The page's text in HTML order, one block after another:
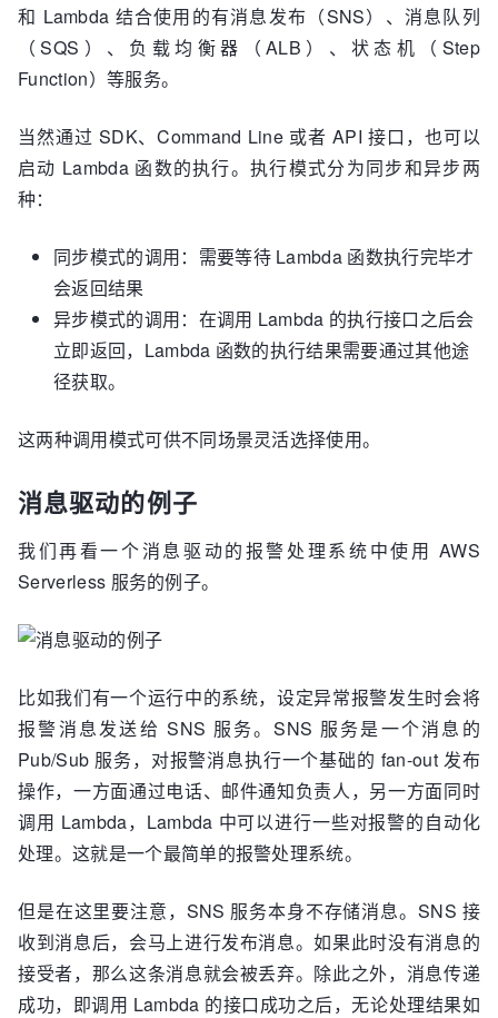
和 Lambda 结合使用的有消息发布（SNS）、消息队列
（SQS）、负载均衡器（ALB）、状态机（Step
Function）等服务。
当然通过 SDK、Command Line 或者 API 接口，也可以
启动 Lambda 函数的执行。执行模式分为同步和异步两
种：
同步模式的调用：需要等待 Lambda 函数执行完毕才
会返回结果
异步模式的调用：在调用 Lambda 的执行接口之后会
立即返回，Lambda 函数的执行结果需要通过其他途
径获取。
这两种调用模式可供不同场景灵活选择使用。
消息驱动的例子
我们再看一个消息驱动的报警处理系统中使用 AWS
Serverless 服务的例子。
比如我们有一个运行中的系统，设定异常报警发生时会将
报警消息发送给 SNS 服务。SNS 服务是一个消息的
Pub/Sub 服务，对报警消息执行一个基础的 fan-out 发布
操作，一方面通过电话、邮件通知负责人，另一方面同时
调用 Lambda，Lambda 中可以进行一些对报警的自动化
处理。这就是一个最简单的报警处理系统。
但是在这里要注意，SNS 服务本身不存储消息。SNS 接
收到消息后，会马上进行发布消息。如果此时没有消息的
接受者，那么这条消息就会被丢弃。除此之外，消息传递
成功，即调用 Lambda 的接口成功之后，无论处理结果如